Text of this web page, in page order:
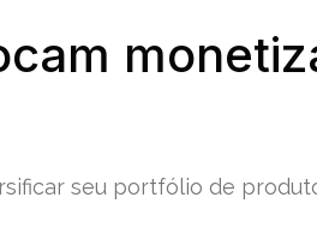
seu portfólio de